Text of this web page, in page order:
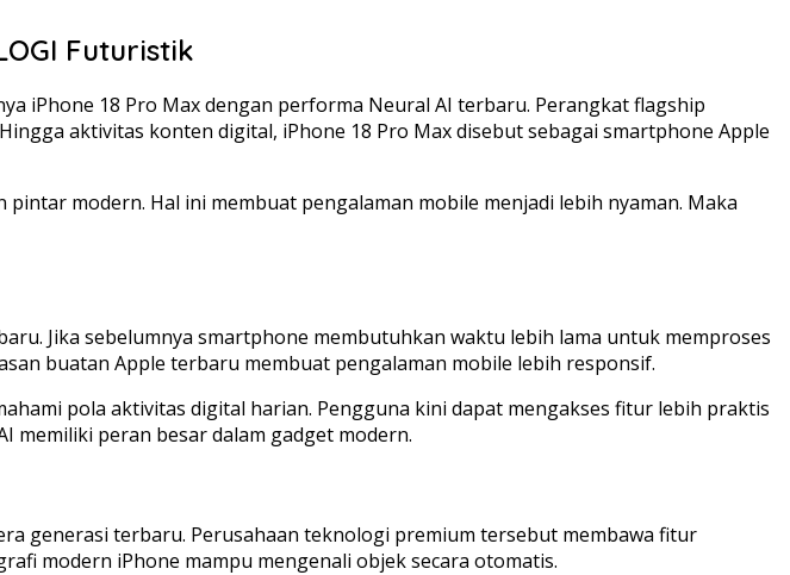
Futuristik
iPhone 18 Pro Max dengan performa Neural AI terbaru. Perangkat flagship
aktivitas konten digital, iPhone 18 Pro Max disebut sebagai smartphone Apple
modern. Hal ini membuat pengalaman mobile menjadi lebih nyaman. Maka
Jika sebelumnya smartphone membutuhkan waktu lebih lama untuk memproses
buatan Apple terbaru membuat pengalaman mobile lebih responsif.
pola aktivitas digital harian. Pengguna kini dapat mengakses fitur lebih praktis
memiliki peran besar dalam gadget modern.
generasi terbaru. Perusahaan teknologi premium tersebut membawa fitur
modern iPhone mampu mengenali objek secara otomatis.